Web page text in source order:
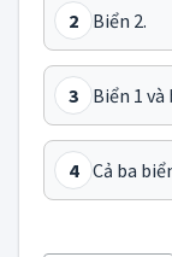
2 Biển 2.
3 Biển 1 và
4 Cả ba